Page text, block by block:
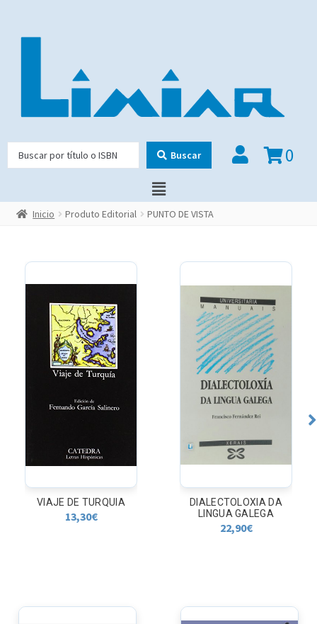
Buscar 0
Inicio Produto Editorial PUNTO DE VISTA
DIALECTOLOXIA DA
LINGUA GALEGA
OS NERVIOS DA
CABEZA
12,15